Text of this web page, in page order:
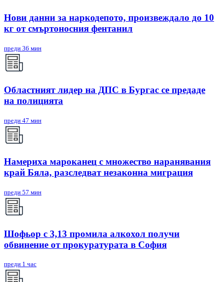
Нови данни за наркодепото, произвеждало до 10
кг от смъртоносния фентанил
преди 36 мин
Областният лидер на ДПС в Бургас се предаде
на полицията
преди 47 мин
Намериха мароканец с множество наранявания
край Бяла, разследват незаконна миграция
преди 57 мин
Шофьор с 3,13 промила алкохол получи
обвинение от прокуратурата в София
преди 1 час